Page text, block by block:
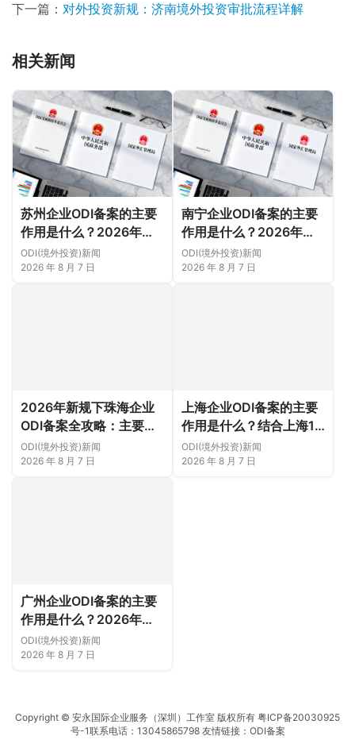
下一篇： 对外投资新规：济南境外投资审批流程详解
相关新闻
苏州企业ODI备案的主要
作用是什么？2026年新
规下先把这几个问题弄明
白（附成功案例与正规靠
ODI(境外投资)新闻
2026 年 8 月 7 日
南宁企业ODI备案的主要
作用是什么？2026年新
规下，把这件事说透
ODI(境外投资)新闻
2026 年 8 月 7 日
2026年新规下珠海企业
ODI备案全攻略：主要作
用、各区合规重点、外汇
登记与案例解析正规靠谱
ODI(境外投资)新闻
2026 年 8 月 7 日
上海企业ODI备案的主要
作用是什么？结合上海16
区企业特点，看懂2026
年境外投资合规逻辑
ODI(境外投资)新闻
2026 年 8 月 7 日
广州企业ODI备案的主要
作用是什么？2026年新
规下广州11区企业出海实
务说明
ODI(境外投资)新闻
2026 年 8 月 7 日
Copyright © 安永国际企业服务（深圳）工作室 版权所有 粤ICP备20030925
号-1联系电话：13045865798 友情链接： ODI备案